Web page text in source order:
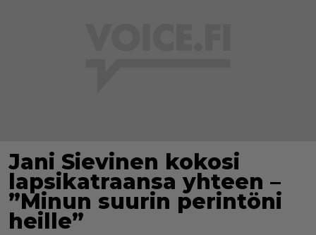
Jani Sievinen kokosi
lapsikatraansa yhteen –
”Minun suurin perintöni
heille”